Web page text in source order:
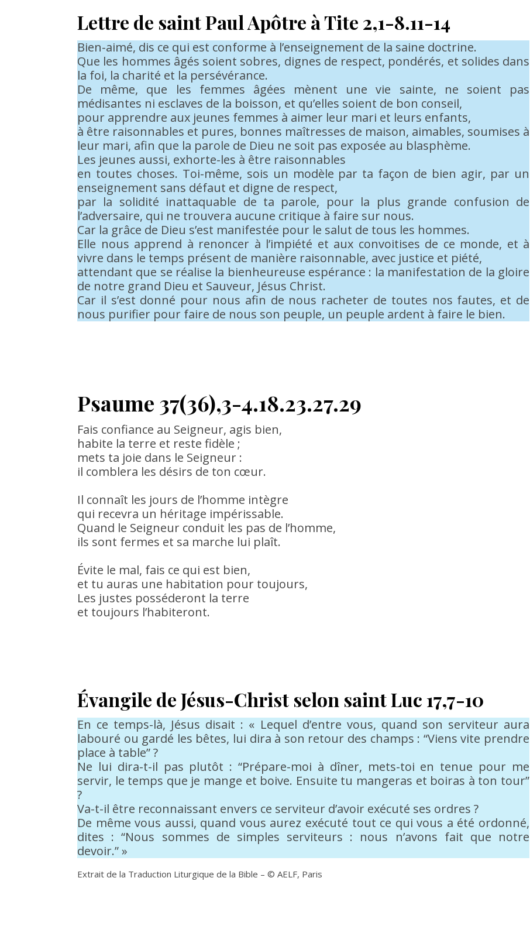
Lettre de saint Paul Apôtre à Tite 2,1-8.11-14
Bien-aimé, dis ce qui est conforme à l’enseignement de la saine doctrine.
Que les hommes âgés soient sobres, dignes de respect, pondérés, et solides dans
la foi, la charité et la persévérance.
De même, que les femmes âgées mènent une vie sainte, ne soient pas
médisantes ni esclaves de la boisson, et qu’elles soient de bon conseil,
pour apprendre aux jeunes femmes à aimer leur mari et leurs enfants,
à être raisonnables et pures, bonnes maîtresses de maison, aimables, soumises à
leur mari, afin que la parole de Dieu ne soit pas exposée au blasphème.
Les jeunes aussi, exhorte-les à être raisonnables
en toutes choses. Toi-même, sois un modèle par ta façon de bien agir, par un
enseignement sans défaut et digne de respect,
par la solidité inattaquable de ta parole, pour la plus grande confusion de
l’adversaire, qui ne trouvera aucune critique à faire sur nous.
Car la grâce de Dieu s’est manifestée pour le salut de tous les hommes.
Elle nous apprend à renoncer à l’impiété et aux convoitises de ce monde, et à
vivre dans le temps présent de manière raisonnable, avec justice et piété,
attendant que se réalise la bienheureuse espérance : la manifestation de la gloire
de notre grand Dieu et Sauveur, Jésus Christ.
Car il s’est donné pour nous afin de nous racheter de toutes nos fautes, et de
nous purifier pour faire de nous son peuple, un peuple ardent à faire le bien.
Psaume 37(36),3-4.18.23.27.29
Fais confiance au Seigneur, agis bien,
habite la terre et reste fidèle ;
mets ta joie dans le Seigneur :
il comblera les désirs de ton cœur.
Il connaît les jours de l’homme intègre
qui recevra un héritage impérissable.
Quand le Seigneur conduit les pas de l’homme,
ils sont fermes et sa marche lui plaît.
Évite le mal, fais ce qui est bien,
et tu auras une habitation pour toujours,
Les justes posséderont la terre
et toujours l’habiteront.
Évangile de Jésus-Christ selon saint Luc 17,7-10
En ce temps-là, Jésus disait : « Lequel d’entre vous, quand son serviteur aura
labouré ou gardé les bêtes, lui dira à son retour des champs : “Viens vite prendre
place à table” ?
Ne lui dira-t-il pas plutôt : “Prépare-moi à dîner, mets-toi en tenue pour me
servir, le temps que je mange et boive. Ensuite tu mangeras et boiras à ton tour”
?
Va-t-il être reconnaissant envers ce serviteur d’avoir exécuté ses ordres ?
De même vous aussi, quand vous aurez exécuté tout ce qui vous a été ordonné,
dites : “Nous sommes de simples serviteurs : nous n’avons fait que notre
devoir.” »
Extrait de la Traduction Liturgique de la Bible – © AELF, Paris